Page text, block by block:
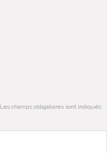
Les champs obligatoires sont indiqués